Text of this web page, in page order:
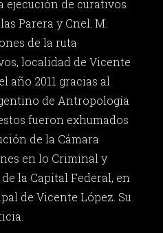
ejecución de curativos
Parera y Cnel. M.
de la ruta
localidad de Vicente
año 2011 gracias al
de Antropología
fueron exhumados
de la Cámara
en lo Criminal y
la Capital Federal, en
de Vicente López. Su